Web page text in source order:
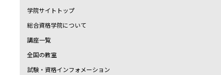
学院サイトトップ
総合資格学院について
講座一覧
全国の教室
試験・資格インフォメーション